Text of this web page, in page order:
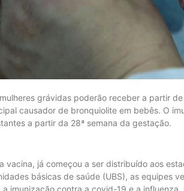
grávidas poderão receber a partir
causador de bronquiolite em bebês. O
a partir da 28ª semana da gestação.
vacina, já começou a ser distribuído aos
básicas de saúde (UBS), as equipes
imunização contra a covid-19 e a influenza,